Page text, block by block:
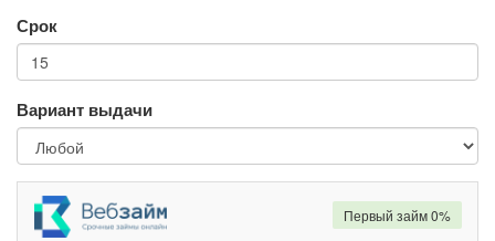
Срок
Вариант выдачи
Первый займ 0%